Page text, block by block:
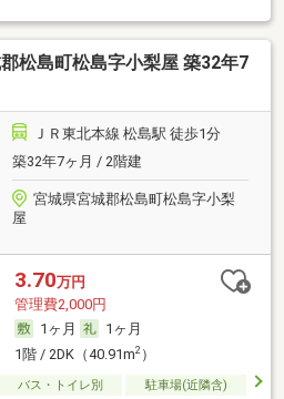
松島町松島字小梨屋 築32年7
ＪＲ東北本線 松島駅 徒歩1分
築32年7ヶ月 / 2階建
宮城県宮城郡松島町松島字小梨
屋
3.70万円
管理費2,000円
1ヶ月
1ヶ月
1階 / 2DK（40.91m2）
バス・トイレ別
駐車場(近隣含)